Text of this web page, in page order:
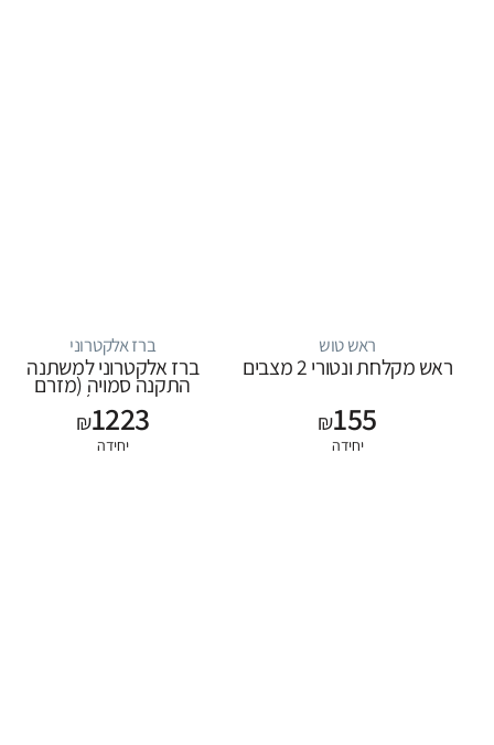
ראש טוש
ראש מקלחת ונטורי 2 מצבים
₪155
יחידה
ברז אלקטרוני
ברז אלקטרוני למשתנה
התקנה סמויה (מזרם
שטיפה)
₪1223
יחידה